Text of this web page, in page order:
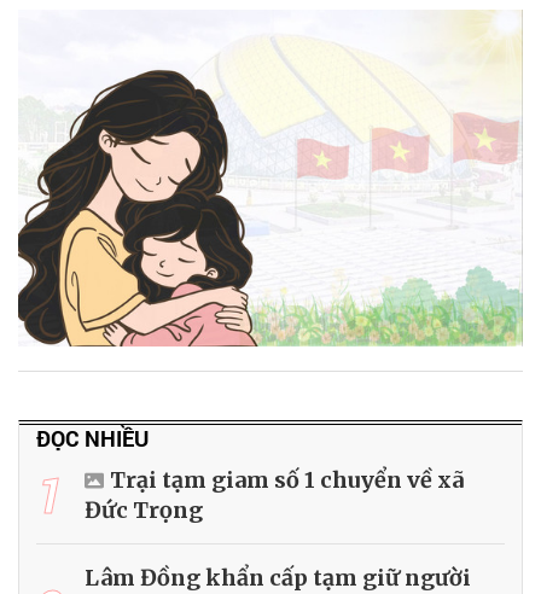
ĐỌC NHIỀU
1
Trại tạm giam số 1 chuyển về xã
Đức Trọng
Lâm Đồng khẩn cấp tạm giữ người